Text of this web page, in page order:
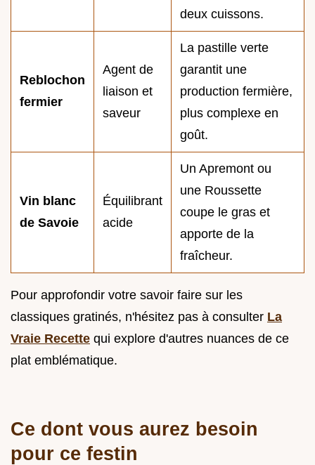
deux cuissons.
Reblochon
fermier
Agent de
liaison et
saveur
La pastille verte
garantit une
production fermière,
plus complexe en
goût.
Vin blanc
de Savoie
Équilibrant
acide
Un Apremont ou
une Roussette
coupe le gras et
apporte de la
fraîcheur.
Pour approfondir votre savoir faire sur les
classiques gratinés, n'hésitez pas à consulter La
Vraie Recette qui explore d'autres nuances de ce
plat emblématique.
Ce dont vous aurez besoin
pour ce festin